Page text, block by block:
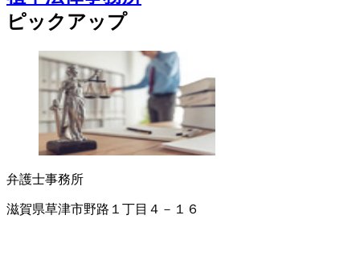
ピックアップ
弁護士事務所
滋賀県草津市野路１丁目４－１６